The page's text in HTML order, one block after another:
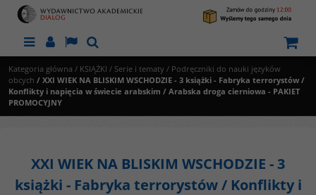
MenuPanelLangSzukaj
Kategoria główna / KSIĄŻKI / Serie i tematy / Podręczniki do nauki języków
obcych / XXI WIEK NA BLISKIM WSCHODZIE - 3 książki - Fabryka terrorystów /
Konflikty i napięcia w świecie arabskim / Arabska droga cierniowa - PAKIET
PROMOCYJNY
XXI WIEK NA BLISKIM WSCHODZIE - 3
książki - Fabryka terrorystów / Konflikty i